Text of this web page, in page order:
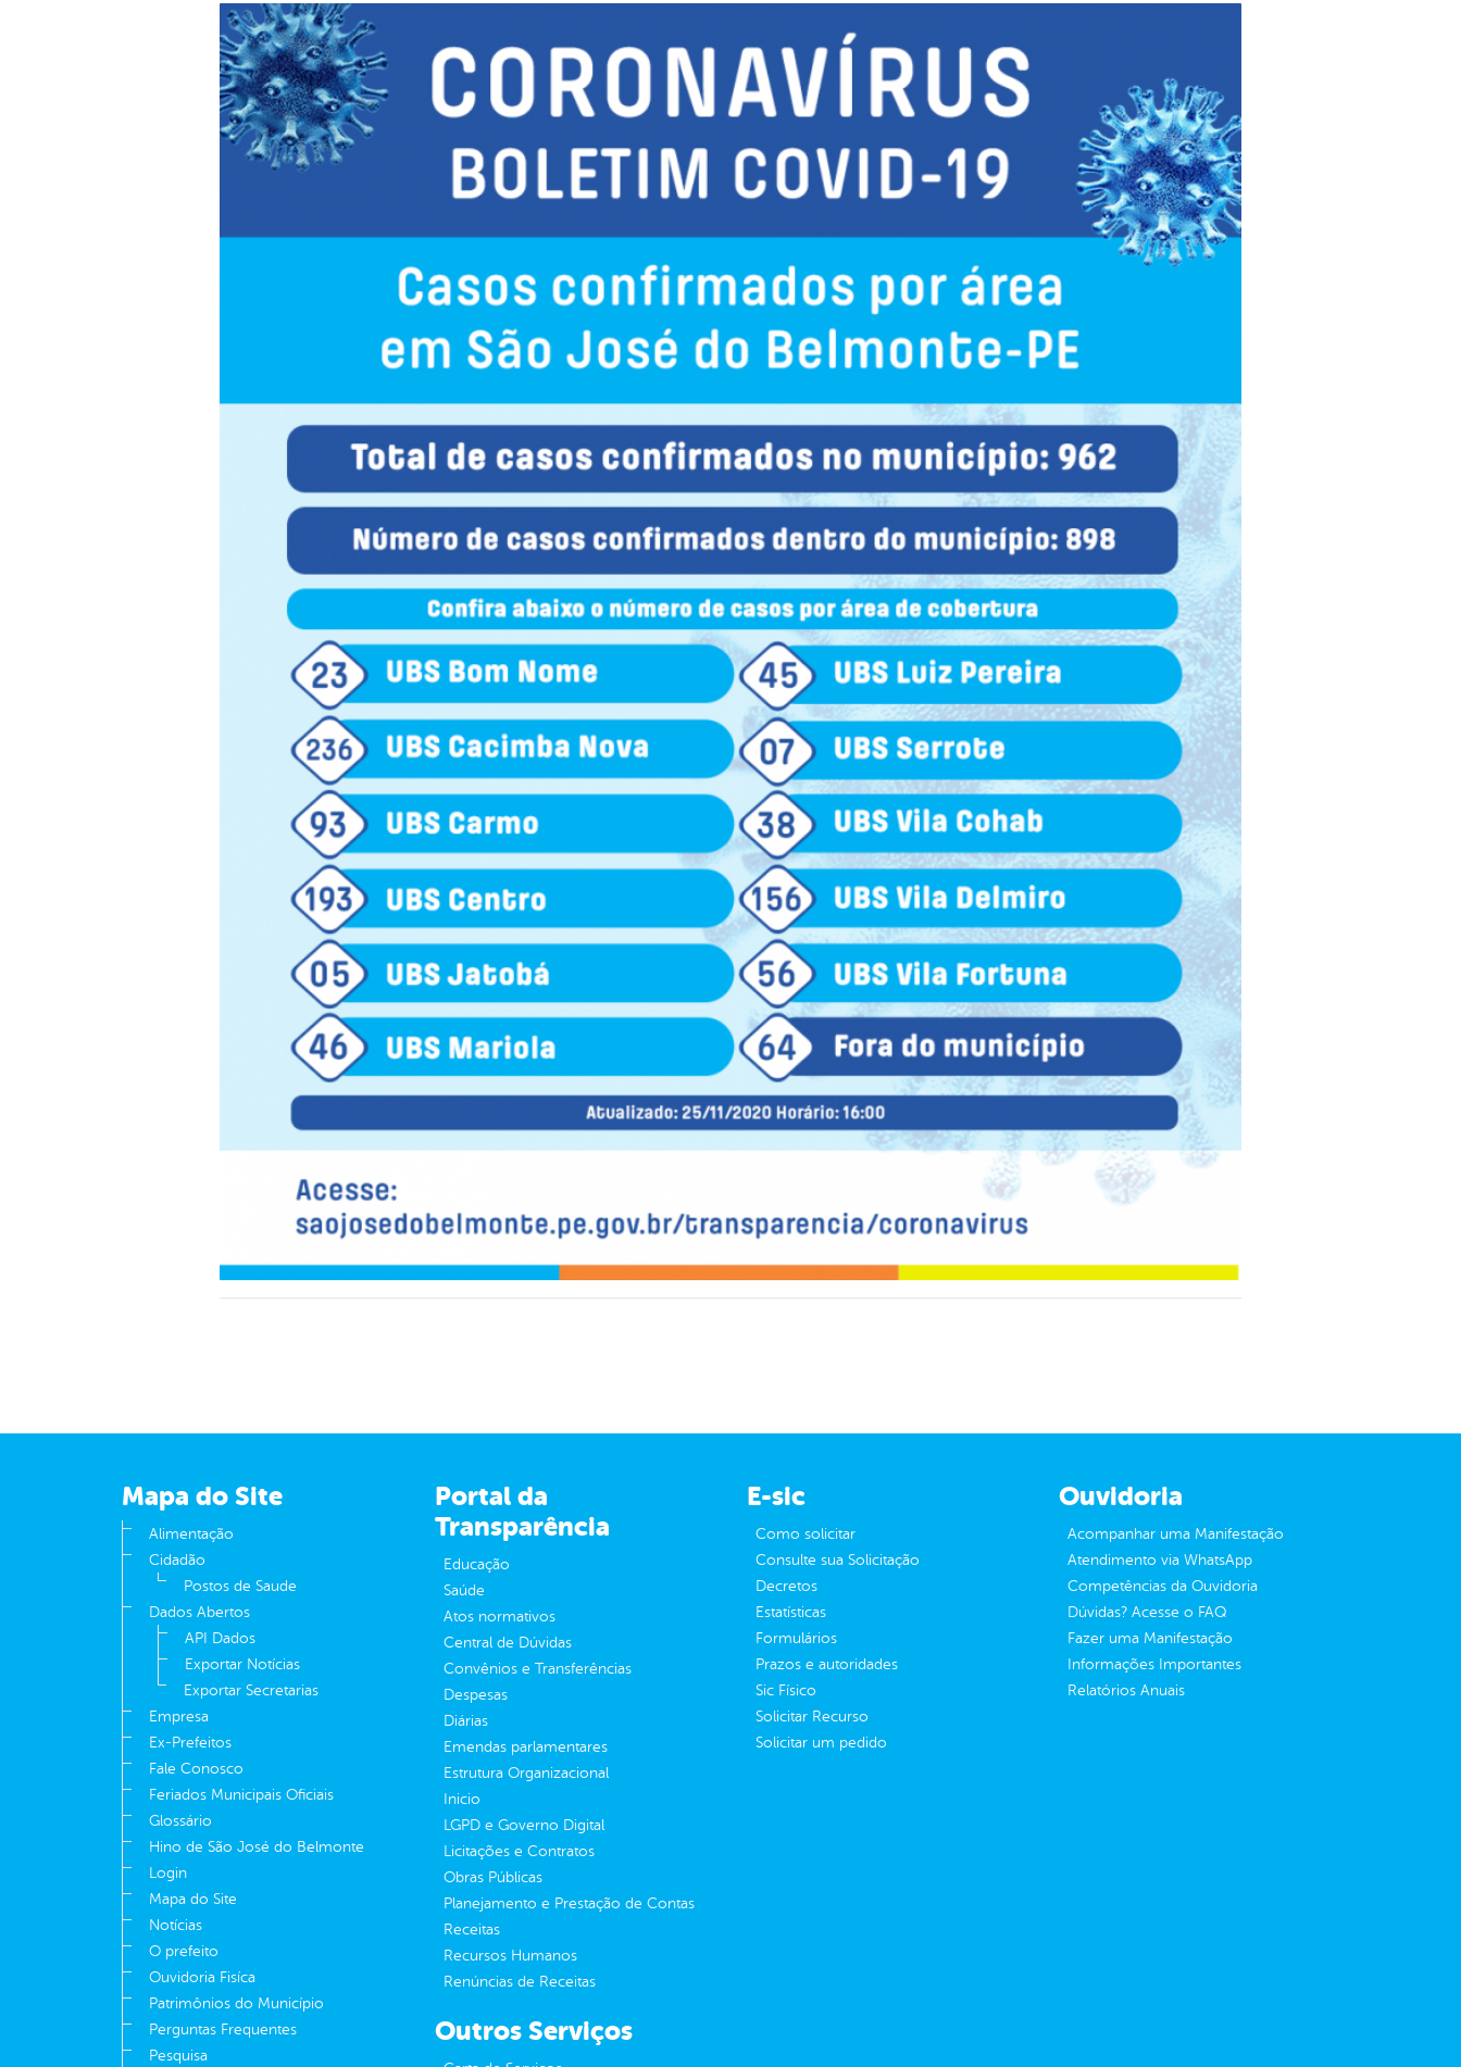
Mapa do Site
Alimentação
Cidadão
Postos de Saude
Dados Abertos
API Dados
Exportar Notícias
Exportar Secretarias
Empresa
Ex-Prefeitos
Fale Conosco
Feriados Municipais Oficiais
Glossário
Hino de São José do Belmonte
Login
Mapa do Site
Notícias
O prefeito
Ouvidoria Fisíca
Patrimônios do Município
Perguntas Frequentes
Pesquisa
Portal da
Transparência
Educação
Saúde
Atos normativos
Central de Dúvidas
Convênios e Transferências
Despesas
Diárias
Emendas parlamentares
Estrutura Organizacional
Inicio
LGPD e Governo Digital
Licitações e Contratos
Obras Públicas
Planejamento e Prestação de Contas
Receitas
Recursos Humanos
Renúncias de Receitas
E-sic
Como solicitar
Consulte sua Solicitação
Decretos
Estatísticas
Formulários
Prazos e autoridades
Sic Físico
Solicitar Recurso
Solicitar um pedido
Ouvidoria
Acompanhar uma Manifestação
Atendimento via WhatsApp
Competências da Ouvidoria
Dúvidas? Acesse o FAQ
Fazer uma Manifestação
Informações Importantes
Relatórios Anuais
Outros Serviços